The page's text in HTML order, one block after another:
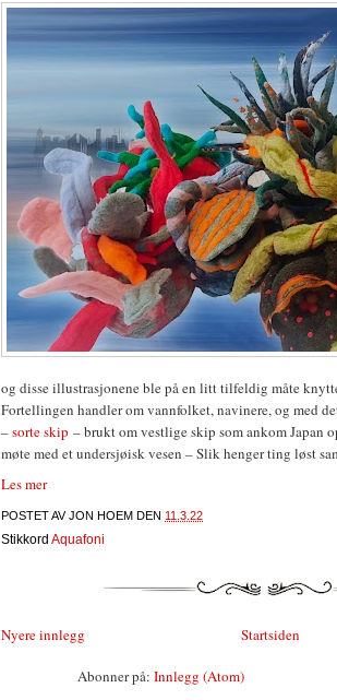
og disse illustrasjonene ble på en litt tilfeldig måte
Fortellingen handler om vannfolket, navinere, og med
–sorte skip – brukt om vestlige skip som ankom Japan
møte med et undersjøisk vesen – Slik henger ting løst
Les mer
POSTET AVJON HOEM DEN 11.3.22
Stikkord Aquafoni
Nyere innlegg Startsiden
Abonner på: Innlegg (Atom)